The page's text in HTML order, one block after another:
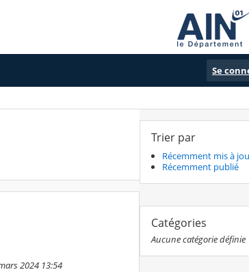
Se
2024 13:54
Trier par
Récemment mis à
Récemment publié
Catégories
Aucune catégorie définie